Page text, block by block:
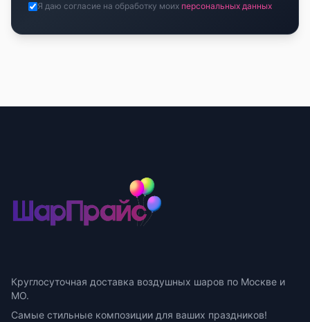
Я даю согласие на обработку моих персональных данных
Круглосуточная доставка воздушных шаров по Москве и
МО.
Самые стильные композиции для ваших праздников!